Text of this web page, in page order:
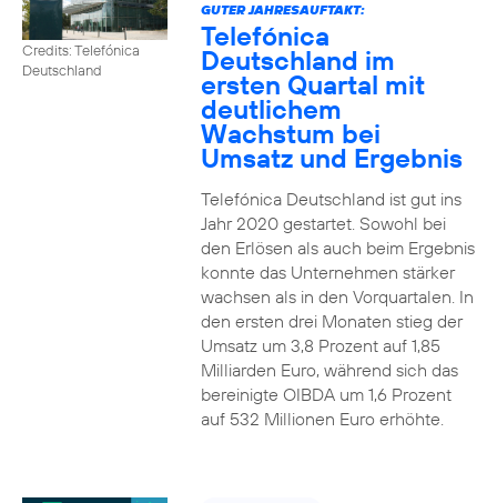
Credits: Telefónica
Deutschland
GUTER JAHRESAUFTAKT:
Telefónica
Deutschland im
ersten Quartal mit
deutlichem
Wachstum bei
Umsatz und Ergebnis
Telefónica Deutschland ist gut ins
Jahr 2020 gestartet. Sowohl bei
den Erlösen als auch beim Ergebnis
konnte das Unternehmen stärker
wachsen als in den Vorquartalen. In
den ersten drei Monaten stieg der
Umsatz um 3,8 Prozent auf 1,85
Milliarden Euro, während sich das
bereinigte OIBDA um 1,6 Prozent
auf 532 Millionen Euro erhöhte.